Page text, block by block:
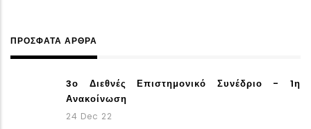
ΠΡΌΣΦΑΤΑ ΆΡΘΡΑ
3ο Διεθνές Επιστημονικό Συνέδριο - 1η
Ανακοίνωση
24 Dec 22